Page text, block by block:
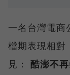
一名台灣電商
檔期表現相對
見： 酷澎不